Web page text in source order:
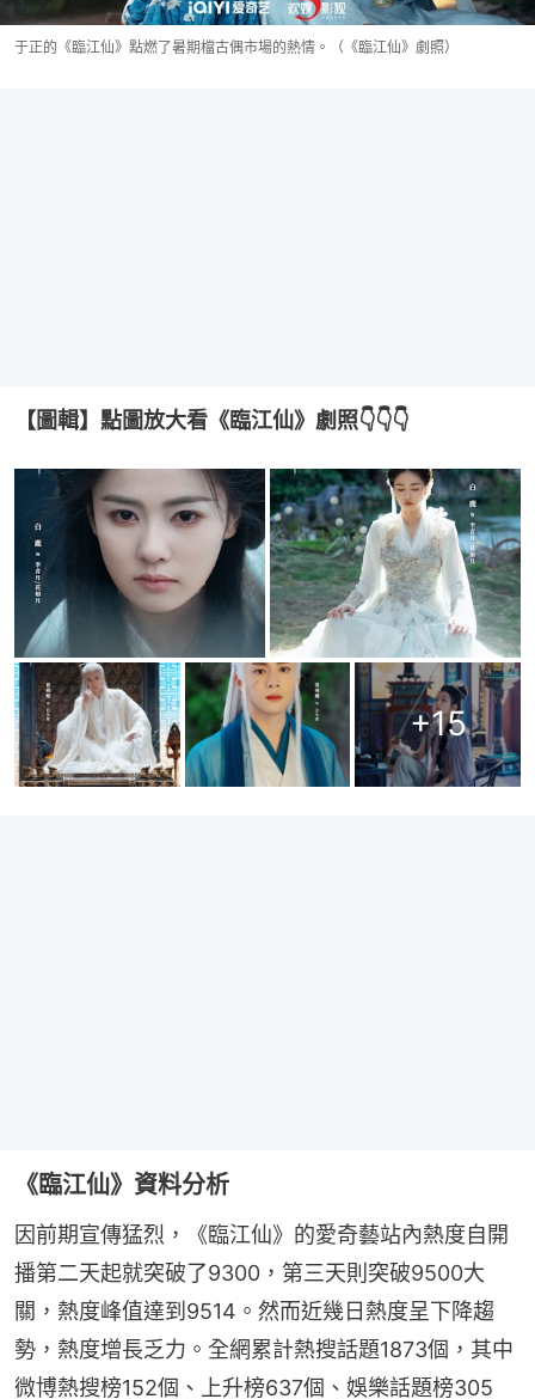
于正的《臨江仙》點燃了暑期檔古偶市場的熱情。（《臨江仙》劇照）
【圖輯】點圖放大看《臨江仙》劇照👇👇👇
+15
《臨江仙》資料分析
因前期宣傳猛烈，《臨江仙》的愛奇藝站內熱度自開
播第二天起就突破了9300，第三天則突破9500大
關，熱度峰值達到9514。然而近幾日熱度呈下降趨
勢，熱度增長乏力。全網累計熱搜話題1873個，其中
微博熱搜榜152個、上升榜637個、娛樂話題榜305